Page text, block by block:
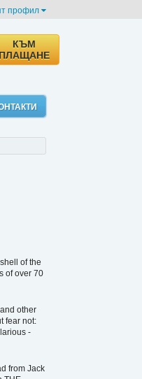
профил
КЪМ
ПЛАЩАНЕ
of the
of over 70
other
fear not:
-
from Jack